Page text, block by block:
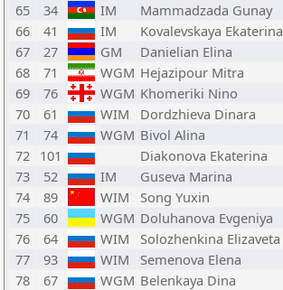
65
34 IM Mammadzada Gunay
66
41 IM Kovalevskaya Ekaterina
67
27 GM Danielian Elina
68
71 WGM Hejazipour Mitra
69
76 WGM Khomeriki Nino
70
61 WIM Dordzhieva Dinara
71
74 WGM Bivol Alina
72 101 Diakonova Ekaterina
73
52 IM Guseva Marina
74
89 WIM Song Yuxin
75
60 WGM Doluhanova Evgeniya
76
64 WIM Solozhenkina Elizaveta
77
93 WIM Semenova Elena
78
67 WGM Belenkaya Dina